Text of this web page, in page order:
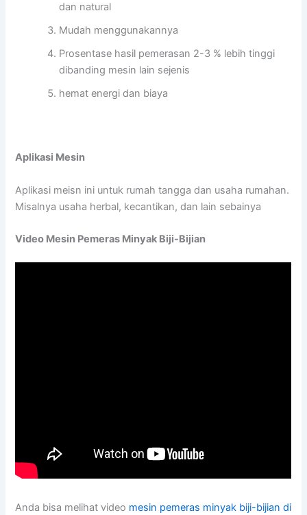
dan natural
Mudah menggunakannya
Prosentase hasil pemerasan 2-3 % lebih tinggi
dibanding mesin lain sejenis
hemat energi dan biaya
Aplikasi Mesin
Aplikasi meisn ini untuk rumah tangga dan usaha rumahan.
Misalnya usaha herbal, kecantikan, dan lain sebainya
Video Mesin Pemeras Minyak Biji-Bijian
Anda bisa melihat video mesin pemeras minyak biji-bijian di